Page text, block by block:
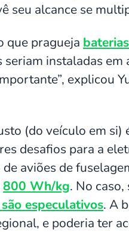
seu alcance se
que pragueja
instaladas em
explicou
(do veículo em si)
desafios para a
aviões de
800 Wh/kg. No caso,
especulativos. A
e poderia ter